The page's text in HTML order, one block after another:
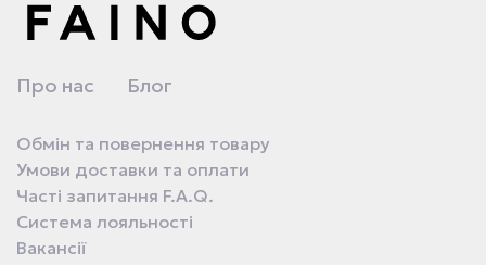
Про нас Блог
Обмін та повернення товару
Умови доставки та оплати
Часті запитання F.A.Q.
Система лояльності
Вакансії